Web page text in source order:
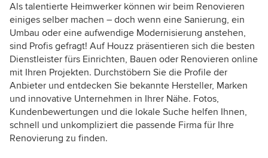
Als talentierte Heimwerker können wir beim Renovieren
einiges selber machen – doch wenn eine Sanierung, ein
Umbau oder eine aufwendige Modernisierung anstehen,
sind Profis gefragt! Auf Houzz präsentieren sich die besten
Dienstleister fürs Einrichten, Bauen oder Renovieren online
mit Ihren Projekten. Durchstöbern Sie die Profile der
Anbieter und entdecken Sie bekannte Hersteller, Marken
und innovative Unternehmen in Ihrer Nähe. Fotos,
Kundenbewertungen und die lokale Suche helfen Ihnen,
schnell und unkompliziert die passende Firma für Ihre
Renovierung zu finden.